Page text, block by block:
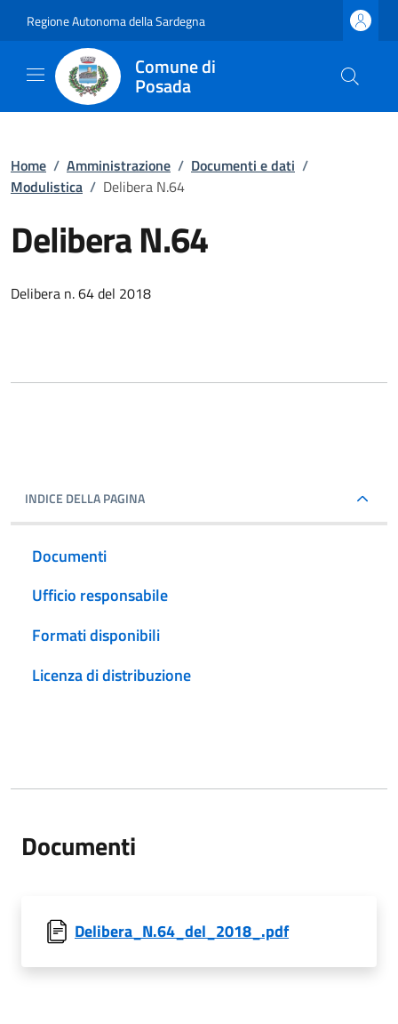
Regione Autonoma della Sardegna
Comune di
Posada
Home / Amministrazione / Documenti e dati /
Modulistica / Delibera N.64
Delibera N.64
Delibera n. 64 del 2018
INDICE DELLA PAGINA
Documenti
Ufficio responsabile
Formati disponibili
Licenza di distribuzione
Documenti
Delibera_N.64_del_2018_.pdf